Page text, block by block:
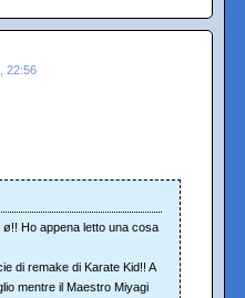
22:56
ø!! Ho appena letto una cosa
di remake di Karate Kid!! A
mentre il Maestro Miyagi